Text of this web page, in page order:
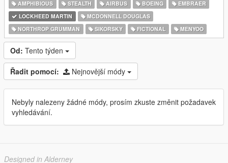
AMPHIBIOUS
STEALTH AIRBUS BOEING
EMBRAER
LOCKHEED MARTIN
MCDONNELL DOUGLAS
NORTHROP GRUMMAN
SIKORSKY FICTIONAL MENYOO
Od: Tento týden
Řadit pomocí: Nejnovější módy
Nebyly nalezeny žádné módy, prosím zkuste změnit požadavek
vyhledávání.
Designed in Alderney